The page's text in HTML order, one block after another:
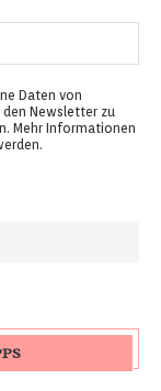
Daten von
Newsletter zu
Mehr Informationen